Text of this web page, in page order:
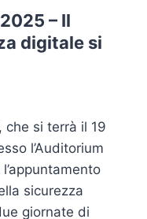
– Il
digitale si
che si terrà il 19
l’Auditorium
sicurezza
giornate di